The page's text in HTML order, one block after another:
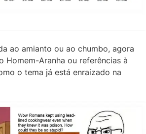
ao amianto ou ao chumbo, agora
Homem-Aranha ou referências à
o tema já está enraizado na